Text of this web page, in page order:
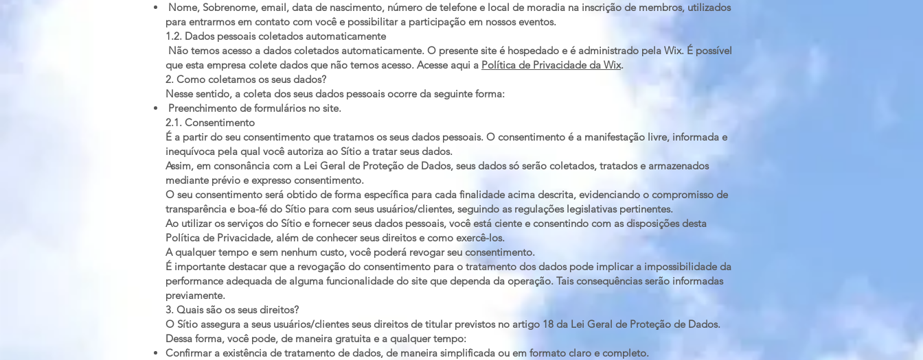
Nome, Sobrenome, email, data de nascimento, número de telefone e local de moradia na inscrição de membros, utilizados
para entrarmos em contato com você e possibilitar a participação em nossos eventos.
1.2. Dados pessoais coletados automaticamente
Não temos acesso a dados coletados automaticamente. O presente site é hospedado e é administrado pela Wix. É possível
que esta empresa colete dados que não temos acesso. Acesse aqui a Política de Privacidade da Wix.
2. Como coletamos os seus dados?
Nesse sentido, a coleta dos seus dados pessoais ocorre da seguinte forma:
Preenchimento de formulários no site.
2.1. Consentimento
É a partir do seu consentimento que tratamos os seus dados pessoais. O consentimento é a manifestação livre, informada e
inequívoca pela qual você autoriza ao Sítio a tratar seus dados.
Assim, em consonância com a Lei Geral de Proteção de Dados, seus dados só serão coletados, tratados e armazenados
mediante prévio e expresso consentimento.
O seu consentimento será obtido de forma específica para cada finalidade acima descrita, evidenciando o compromisso de
transparência e boa-fé do Sítio para com seus usuários/clientes, seguindo as regulações legislativas pertinentes.
Ao utilizar os serviços do Sítio e fornecer seus dados pessoais, você está ciente e consentindo com as disposições desta
Política de Privacidade, além de conhecer seus direitos e como exercê-los.
A qualquer tempo e sem nenhum custo, você poderá revogar seu consentimento.
É importante destacar que a revogação do consentimento para o tratamento dos dados pode implicar a impossibilidade da
performance adequada de alguma funcionalidade do site que dependa da operação. Tais consequências serão informadas
previamente.
3. Quais são os seus direitos?
O Sítio assegura a seus usuários/clientes seus direitos de titular previstos no artigo 18 da Lei Geral de Proteção de Dados.
Dessa forma, você pode, de maneira gratuita e a qualquer tempo:
Confirmar a existência de tratamento de dados, de maneira simplificada ou em formato claro e completo.